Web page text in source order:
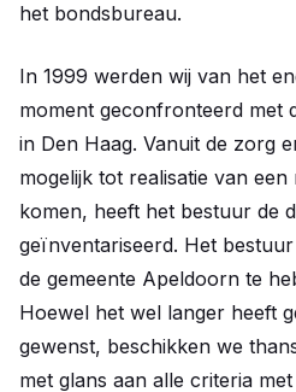
het bondsbureau.
In 1999 werden wij van het
moment geconfronteerd met
in Den Haag. Vanuit de zorg
mogelijk tot realisatie van
komen, heeft het bestuur de
geïnventariseerd. Het
de gemeente Apeldoorn te
Hoewel het wel langer heeft
gewenst, beschikken we
met glans aan alle criteria